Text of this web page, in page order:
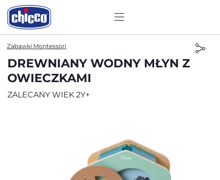
Zabawki Montessori
DREWNIANY WODNY MŁYN Z
OWIECZKAMI
ZALECANY WIEK 2Y+